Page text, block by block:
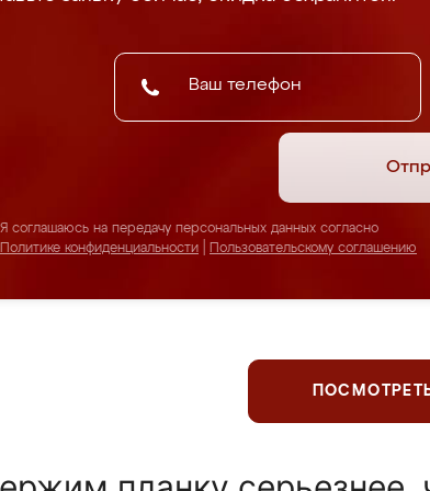
Я соглашаюсь на передачу персональных данных согласно
Политике конфиденциальности
Пользовательскому соглашению